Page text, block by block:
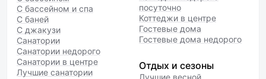
С бассейном и спа
С баней
С джакузи
Санатории
Санатории недорого
Санатории в центре
Лучшие санатории
посуточно
Коттеджи в центре
Гостевые дома
Гостевые дома недорого
Отдых и сезоны
Лучшие весной